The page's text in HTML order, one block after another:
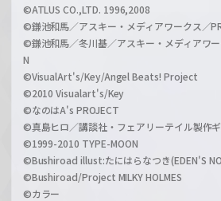
©ATLUS CO.,LTD. 1996,2008
©鎌池和馬／アスキー・メディアワークス／
©鎌池和馬／冬川基／アスキー・メディアワ
N
©VisualArt's/Key/Angel Beats! Project
©2010 Visualart's/Key
©なのはA's PROJECT
©真島ヒロ／講談社・フェアリーテイル製作
©1999-2010 TYPE-MOON
©Bushiroad illust:たにはらなつき(EDEN'S
©Bushiroad/Project MILKY HOLMES
©カラー